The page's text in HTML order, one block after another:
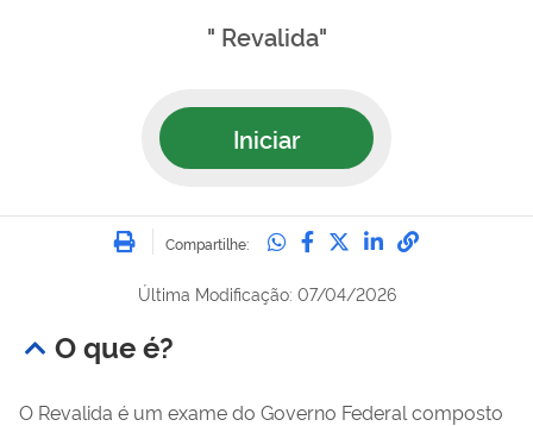
" Revalida"
Iniciar
Imprimir
Compartilhe: Compartilhe no
Compartilhe no
Compartilhe no
Compartilhe
Última Modificação: 07/04/2026
O que é?
O Revalida é um exame do Governo Federal composto